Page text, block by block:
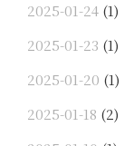
2025-01-24 (1)
2025-01-23 (1)
2025-01-20 (1)
2025-01-18 (2)